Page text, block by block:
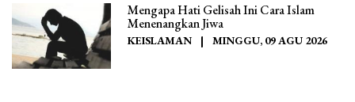
Mengapa Hati Gelisah Ini Cara Islam
Menenangkan Jiwa
KEISLAMAN | MINGGU, 09 AGU 2026